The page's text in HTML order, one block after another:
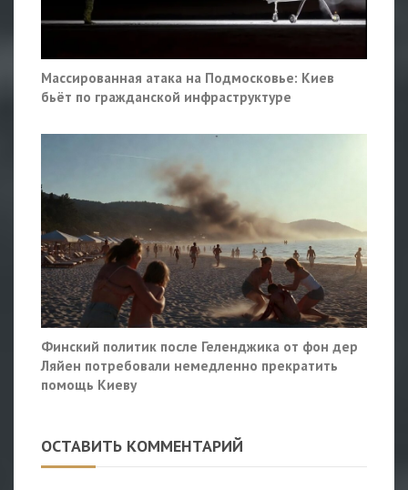
Массированная атака на Подмосковье: Киев
бьёт по гражданской инфраструктуре
Финский политик после Геленджика от фон дер
Ляйен потребовали немедленно прекратить
помощь Киеву
ОСТАВИТЬ КОММЕНТАРИЙ